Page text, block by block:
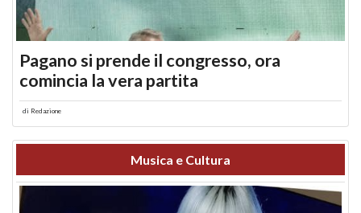
Pagano si prende il congresso, ora
comincia la vera partita
di Redazione
Musica e Cultura